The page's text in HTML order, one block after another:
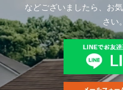
などございましたら、お
さい。